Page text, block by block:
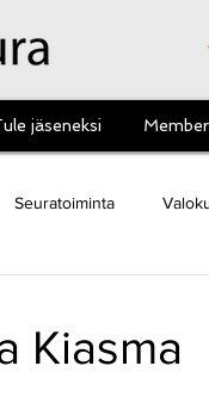
jäseneksi
Seuratoiminta
Kiasma